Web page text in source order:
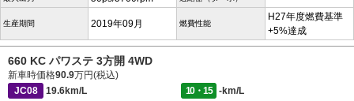
生産期間 2019年09月 燃費性能
H27年度燃費基準
+5%達成
660 KC パワステ 3方開 4WD
新車時価格90.9万円(税込)
JC08
19.6km/L 10・15
-km/L